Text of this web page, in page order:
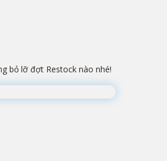
bỏ lỡ đợt Restock nào nhé!
Fanpage...